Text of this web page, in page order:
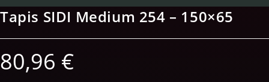
Tapis SIDI Medium 254 – 150×65
80,96 €